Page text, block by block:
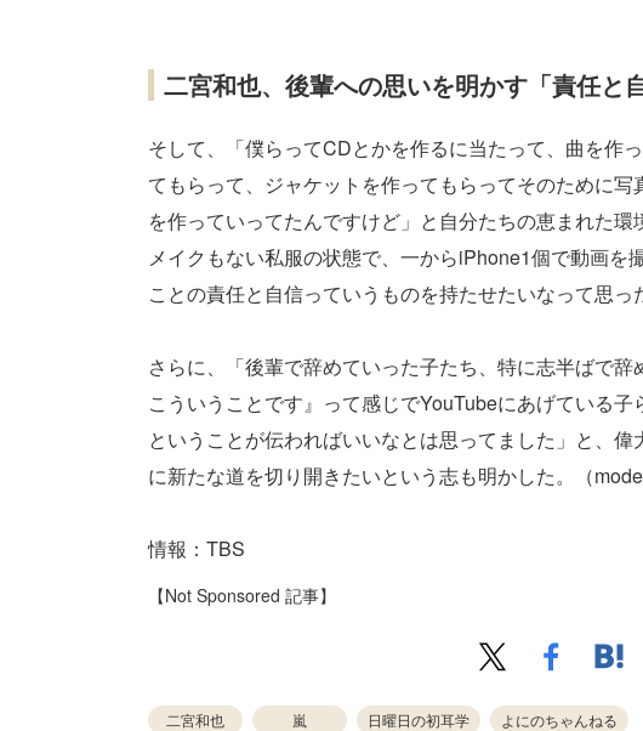
二宮和也、後輩への思いを明かす「責任と
そして、「僕らってCDとかを作るに当たって、曲を作
てもらって、ジャケットを作ってもらってそのために
を作っていってたんですけど」と自分たちの恵まれた環
メイクもない私服の状態で、一からiPhone1個で動画を
ことの責任と自信っていうものを持たせたいなって思っ
さらに、「後輩で辞めていった子たち、特に志半ばで
こういうことです』って感じでYouTubeにあげている
ということが伝わればいいなとは思ってました」と、
に新たな道を切り開きたいという志も明かした。（
情報：TBS
【Not Sponsored 記事】
二宮和也 嵐 日曜日の初耳学 よにのちゃんねる